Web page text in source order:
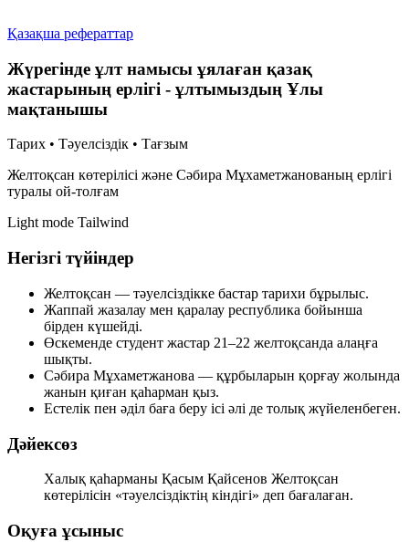
Қазақша рефераттар
Жүрегінде ұлт намысы ұялаған қазақ
жастарының ерлігі - ұлтымыздың Ұлы
мақтанышы
Тарих • Тәуелсіздік • Тағзым
Желтоқсан көтерілісі және Сәбира Мұхаметжанованың ерлігі
туралы ой-толғам
Light mode Tailwind
Негізгі түйіндер
Желтоқсан — тәуелсіздікке бастар тарихи бұрылыс.
Жаппай жазалау мен қаралау республика бойынша
бірден күшейді.
Өскеменде студент жастар 21–22 желтоқсанда алаңға
шықты.
Сәбира Мұхаметжанова — құрбыларын қорғау жолында
жанын қиған қаһарман қыз.
Естелік пен әділ баға беру ісі әлі де толық жүйеленбеген.
Дәйексөз
Халық қаһарманы Қасым Қайсенов Желтоқсан
көтерілісін «тәуелсіздіктің кіндігі» деп бағалаған.
Оқуға ұсыныс